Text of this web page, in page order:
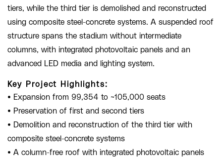
tiers, while the third tier is demolished and reconstructed
using composite steel-concrete systems. A suspended roof
structure spans the stadium without intermediate
columns, with integrated photovoltaic panels and an
advanced LED media and lighting system.
Key Project Highlights:
• Expansion from 99,354 to ~105,000 seats
• Preservation of first and second tiers
• Demolition and reconstruction of the third tier with
composite steel-concrete systems
• A column-free roof with integrated photovoltaic panels